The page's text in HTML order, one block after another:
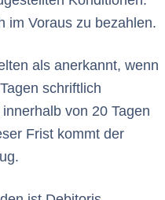
im Voraus zu bezahlen.
als anerkannt, wenn
schriftlich
von 20 Tagen
Frist kommt der